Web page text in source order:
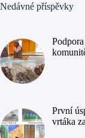
Nedávné příspěvky
První
vrtáka